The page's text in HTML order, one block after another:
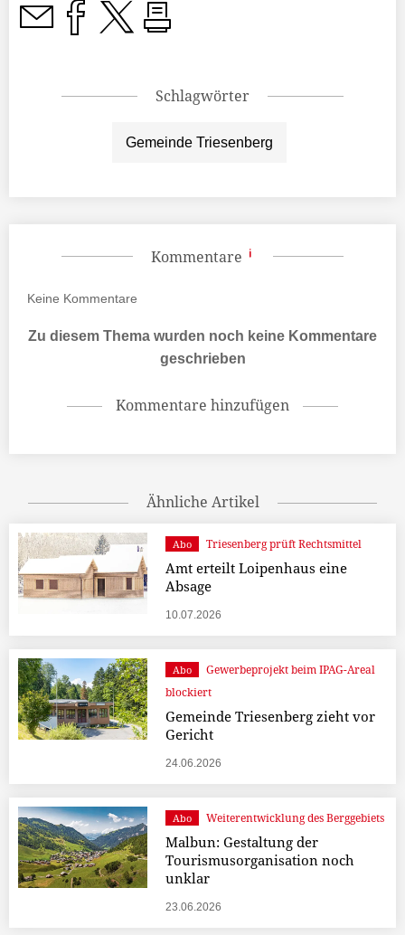
Schlagwörter
Gemeinde Triesenberg
Kommentare
Keine Kommentare
Zu diesem Thema wurden noch keine Kommentare
geschrieben
Kommentare hinzufügen
Ähnliche Artikel
Abo Triesenberg prüft Rechtsmittel
Amt erteilt Loipenhaus eine
Absage
10.07.2026
Abo
Gewerbeprojekt beim IPAG-Areal
blockiert
Gemeinde Triesenberg zieht vor
Gericht
24.06.2026
Abo Weiterentwicklung des Berggebiets
Malbun: Gestaltung der
Tourismusorganisation noch
unklar
23.06.2026